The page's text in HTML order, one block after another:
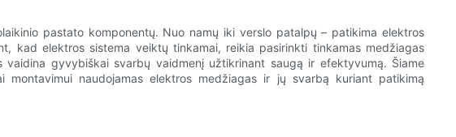
pastato komponentų. Nuo namų iki verslo patalpų – patikima elektros
kad elektros sistema veiktų tinkamai, reikia pasirinkti tinkamas medžiagas
vaidina gyvybiškai svarbų vaidmenį užtikrinant saugą ir efektyvumą. Šiame
montavimui naudojamas elektros medžiagas ir jų svarbą kuriant patikimą